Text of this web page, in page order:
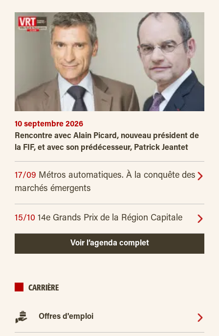
10 septembre 2026
Rencontre avec Alain Picard, nouveau président de
la FIF, et avec son prédécesseur, Patrick Jeantet
17/09 Métros automatiques. À la conquête des
marchés émergents
15/10 14e Grands Prix de la Région Capitale
Voir l’agenda complet
CARRIÈRE
Offres d'emploi